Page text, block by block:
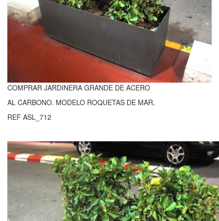
COMPRAR JARDINERA GRANDE DE ACERO
AL CARBONO. MODELO ROQUETAS DE MAR,
REF ASL_712